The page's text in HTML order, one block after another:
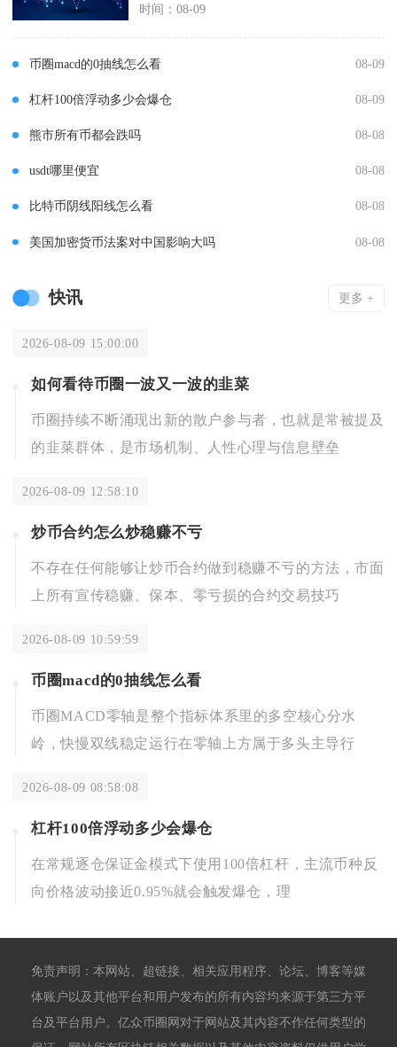
时间：08-09
币圈macd的0抽线怎么看 08-09
杠杆100倍浮动多少会爆仓 08-09
熊市所有币都会跌吗 08-08
usdt哪里便宜 08-08
比特币阴线阳线怎么看 08-08
美国加密货币法案对中国影响大吗 08-08
快讯 更多 +
2026-08-09 15:00:00
如何看待币圈一波又一波的韭菜
币圈持续不断涌现出新的散户参与者，也就是常被提及
的韭菜群体，是市场机制、人性心理与信息壁垒
2026-08-09 12:58:10
炒币合约怎么炒稳赚不亏
不存在任何能够让炒币合约做到稳赚不亏的方法，市面
上所有宣传稳赚、保本、零亏损的合约交易技巧
2026-08-09 10:59:59
币圈macd的0抽线怎么看
币圈MACD零轴是整个指标体系里的多空核心分水
岭，快慢双线稳定运行在零轴上方属于多头主导行
2026-08-09 08:58:08
杠杆100倍浮动多少会爆仓
在常规逐仓保证金模式下使用100倍杠杆，主流币种反
向价格波动接近0.95%就会触发爆仓，理
免责声明：本网站、超链接、相关应用程序、论坛、博客等媒
体账户以及其他平台和用户发布的所有内容均来源于第三方平
台及平台用户。亿众币圈网对于网站及其内容不作任何类型的